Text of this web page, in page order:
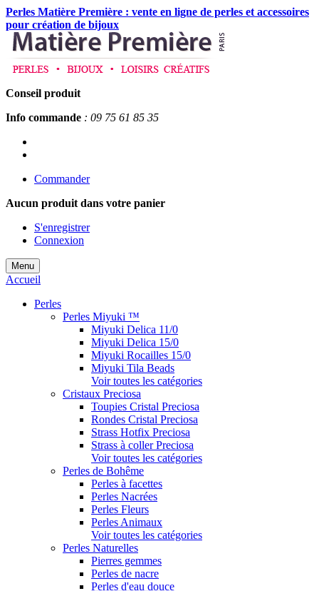
Perles Matière Première : vente en ligne de perles et accessoires
pour création de bijoux
Conseil produit
Info commande : 09 75 61 85 35
Commander
Aucun produit dans votre panier
S'enregistrer
Connexion
Menu
Accueil
Perles
Perles Miyuki ™
Miyuki Delica 11/0
Miyuki Delica 15/0
Miyuki Rocailles 15/0
Miyuki Tila Beads
Voir toutes les catégories
Cristaux Preciosa
Toupies Cristal Preciosa
Rondes Cristal Preciosa
Strass Hotfix Preciosa
Strass à coller Preciosa
Voir toutes les catégories
Perles de Bohême
Perles à facettes
Perles Nacrées
Perles Fleurs
Perles Animaux
Voir toutes les catégories
Perles Naturelles
Pierres gemmes
Perles de nacre
Perles d'eau douce